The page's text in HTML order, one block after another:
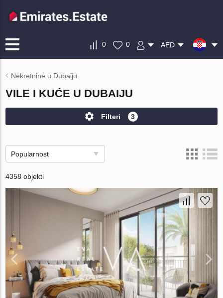
0 0 AED
Nekretnine u Dubaiju
VILE I KUĆE U DUBAIJU
Filteri 3
Popularnost
4358 objekti